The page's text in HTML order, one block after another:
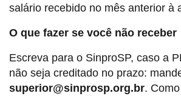
salário recebido no mês anterior à
O que fazer se você não receber
Escreva para o SinproSP, caso a
não seja creditado no prazo:
superior@sinprosp.org.br.